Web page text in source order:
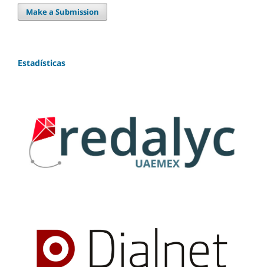
Make a Submission
Estadísticas